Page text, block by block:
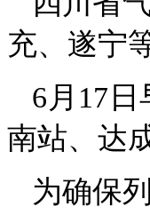
充、遂宁
6月17
南站、达
为确保